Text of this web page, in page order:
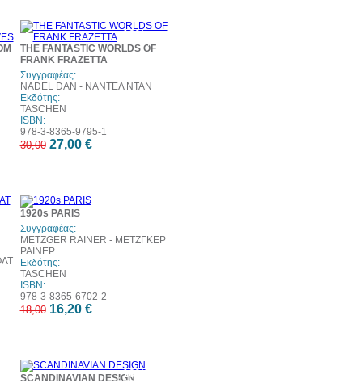
10%
έκπτωση
THE FANTASTIC WORLDS OF
FRANK FRAZETTA
Συγγραφέας:
NADEL DAN - ΝΑΝΤΕΛ ΝΤΑΝ
Εκδότης:
TASCHEN
ISBN:
978-3-8365-9795-1
30,00 27,00 €
1920s PARIS
Συγγραφέας:
METZGER RAINER - ΜΕΤΖΓΚΕΡ
ΡΑΪΝΕΡ
Εκδότης:
TASCHEN
ISBN:
978-3-8365-6702-2
18,00 16,20 €
10%
έκπτωση
SCANDINAVIAN DESIGN